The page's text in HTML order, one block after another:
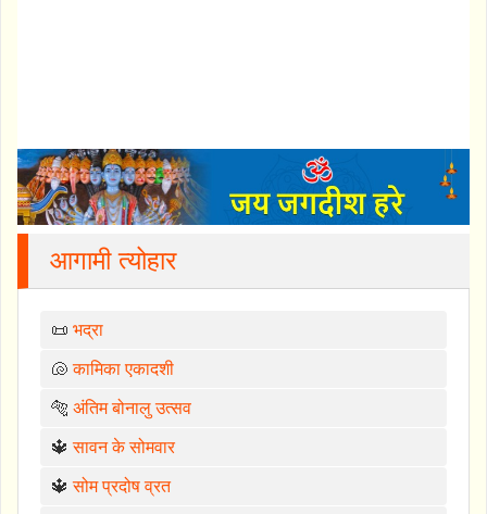
आगामी त्योहार
📜 भद्रा
🐚कामिका एकादशी
🐅 अंतिम बोनालु उत्सव
🔱सावन के सोमवार
🔱सोम प्रदोष व्रत